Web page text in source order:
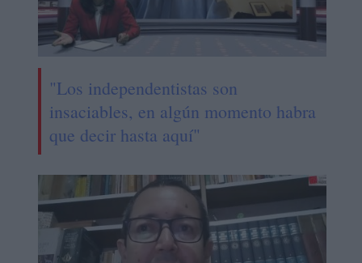
"Los independentistas son
insaciables, en algún momento habra
que decir hasta aquí"